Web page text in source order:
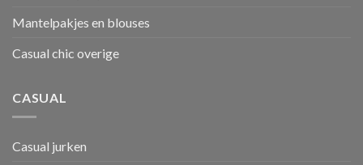
Mantelpakjes en blouses
Casual chic overige
CASUAL
Casual jurken